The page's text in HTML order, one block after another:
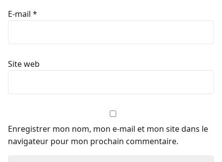
E-mail *
Site web
Enregistrer mon nom, mon e-mail et mon site dans le
navigateur pour mon prochain commentaire.